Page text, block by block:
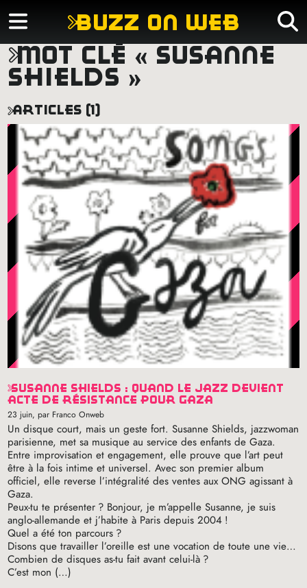
buzz on web
mot clé « susanne
shields »
articles (1)
susanne shields : quand le jazz devient
acte de résistance pour gaza
23 juin, par Franco Onweb
Un disque court, mais un geste fort. Susanne Shields, jazzwoman
parisienne, met sa musique au service des enfants de Gaza.
Entre improvisation et engagement, elle prouve que l’art peut
être à la fois intime et universel. Avec son premier album
officiel, elle reverse l’intégralité des ventes auxONG agissant à
Gaza.
Peux-tu te présenter ? Bonjour, je m’appelle Susanne, je suis
anglo-allemande et j’habite à Paris depuis 2004 !
Quel a été ton parcours ?
Disons que travailler l’oreille est une vocation de toute une vie…
Combien de disques as-tu fait avant celui-là ?
C’est mon (…)